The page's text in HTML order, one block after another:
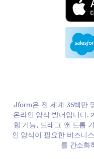
Jform은 전 세계 35백만
온라인 양식 빌더입니다.
합 기능, 드래그 앤 드롭
인 양식이 필요한 비즈니
를 간소화